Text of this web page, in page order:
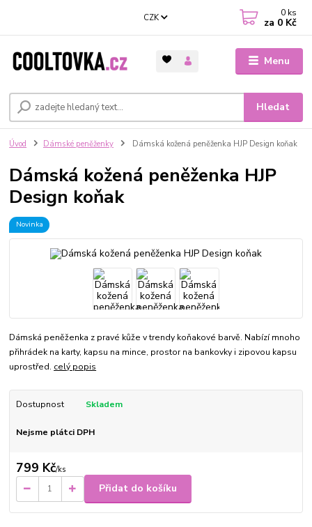
Menu
CZK
Hledat
0 ks
za 0 Kč
Úvod Dámské peněženky Dámská kožená peněženka HJP Design koňak
Dámská kožená peněženka HJP
Design koňak
Novinka
Dámská peněženka z pravé kůže v trendy koňakové barvě. Nabízí mnoho
přihrádek na karty, kapsu na mince, prostor na bankovky i zipovou kapsu
uprostřed. celý popis
Dostupnost Skladem
Nejsme plátci DPH
799 Kč/ks
Přidat do košíku